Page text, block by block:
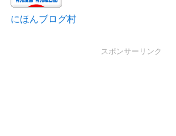
にほんブログ村
スポンサーリンク